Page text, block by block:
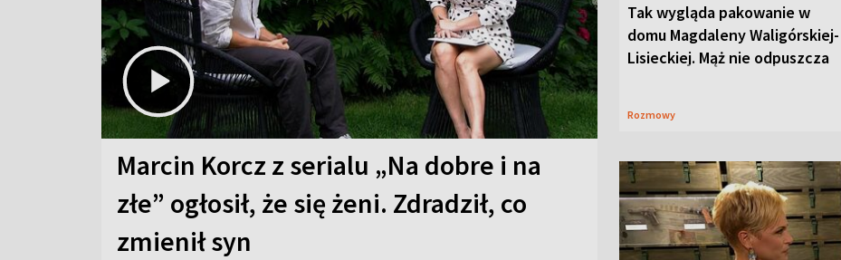
Marcin Korcz z serialu „Na dobre i na
złe” ogłosił, że się żeni. Zdradził, co
zmienił syn
Tak wygląda pakowanie w
domu Magdaleny Waligórskiej-
Lisieckiej. Mąż nie odpuszcza
Rozmowy